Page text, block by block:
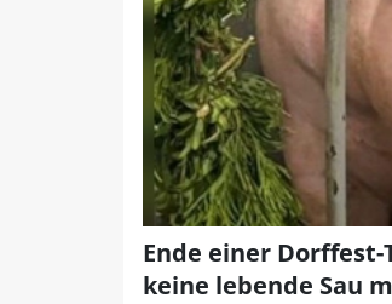
Ende einer
keine lebende Sau